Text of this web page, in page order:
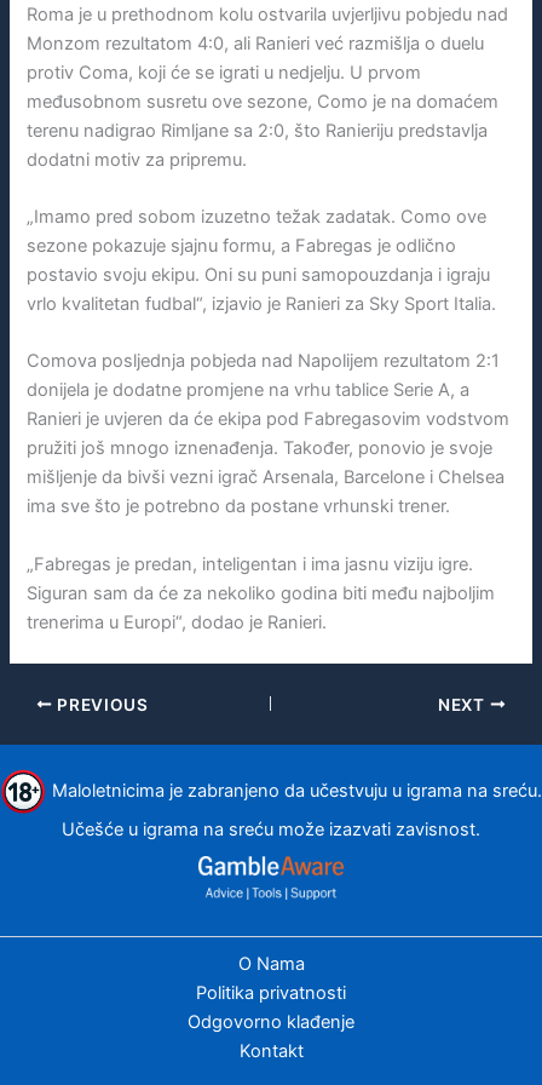
Roma je u prethodnom kolu ostvarila uvjerljivu pobjedu nad
Monzom rezultatom 4:0, ali Ranieri već razmišlja o duelu
protiv Coma, koji će se igrati u nedjelju. U prvom
međusobnom susretu ove sezone, Como je na domaćem
terenu nadigrao Rimljane sa 2:0, što Ranieriju predstavlja
dodatni motiv za pripremu.
„Imamo pred sobom izuzetno težak zadatak. Como ove
sezone pokazuje sjajnu formu, a Fabregas je odlično
postavio svoju ekipu. Oni su puni samopouzdanja i igraju
vrlo kvalitetan fudbal“, izjavio je Ranieri za Sky Sport Italia.
Comova posljednja pobjeda nad Napolijem rezultatom 2:1
donijela je dodatne promjene na vrhu tablice Serie A, a
Ranieri je uvjeren da će ekipa pod Fabregasovim vodstvom
pružiti još mnogo iznenađenja. Također, ponovio je svoje
mišljenje da bivši vezni igrač Arsenala, Barcelone i Chelsea
ima sve što je potrebno da postane vrhunski trener.
„Fabregas je predan, inteligentan i ima jasnu viziju igre.
Siguran sam da će za nekoliko godina biti među najboljim
trenerima u Europi“, dodao je Ranieri.
PREVIOUS NEXT
Maloletnicima je zabranjeno da učestvuju u igrama na sreću.
Učešće u igrama na sreću može izazvati zavisnost.
O Nama
Politika privatnosti
Odgovorno klađenje
Kontakt